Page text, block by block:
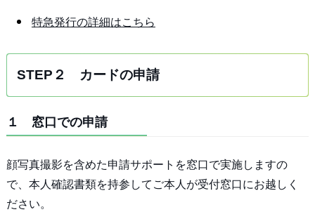
特急発行の詳細はこちら
STEP２ カードの申請
１ 窓口での申請
顔写真撮影を含めた申請サポートを窓口で実施しますの
で、本人確認書類を持参してご本人が受付窓口にお越しく
ださい。